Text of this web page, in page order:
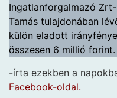
Ingatlanforgalmazó
Tamás tulajdonában
külön eladott
összesen 6 millió forint.
-írta ezekben a
Facebook-oldal.